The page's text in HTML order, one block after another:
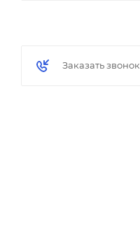
Заказать звонок